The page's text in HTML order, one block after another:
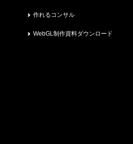
作れるコンサル
WebGL制作資料ダウンロード